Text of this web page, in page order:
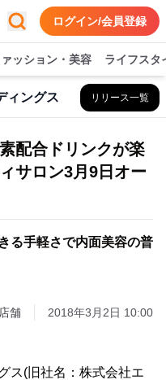
ログイン/会員登録
ッション・美容 ライフスタ
ィングス リリース一覧
配合ドリンクが楽
サロン3月9日オー
る手軽さで内面美容の普
店舗 2018年3月2日 10:00
ス(旧社名：株式会社エ